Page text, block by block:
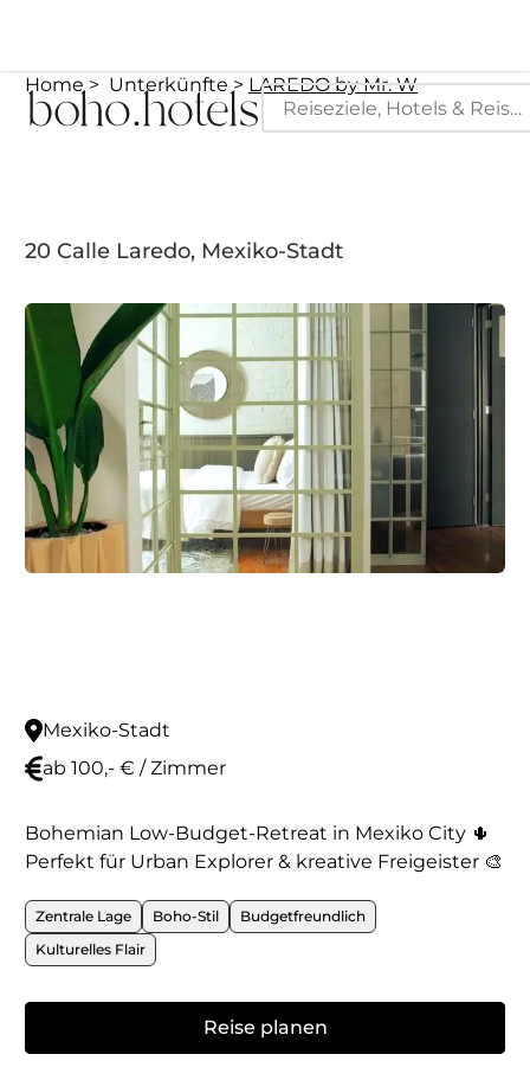
Home Unterkünfte LAREDO by Mr. W
20 Calle Laredo, Mexiko-Stadt
Mexiko-Stadt
ab 100,- € / Zimmer
Bohemian Low-Budget-Retreat in Mexiko City 🌵
Perfekt für Urban Explorer & kreative Freigeister 🎨
Zentrale Lage Boho-Stil
Budgetfreundlich
Kulturelles Flair
Reise planen